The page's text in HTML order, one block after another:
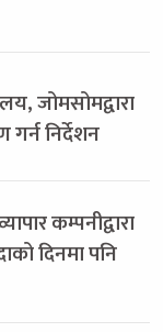
जोमसोमद्वारा
निर्देशन
कम्पनीद्वारा
दिनमा पनि